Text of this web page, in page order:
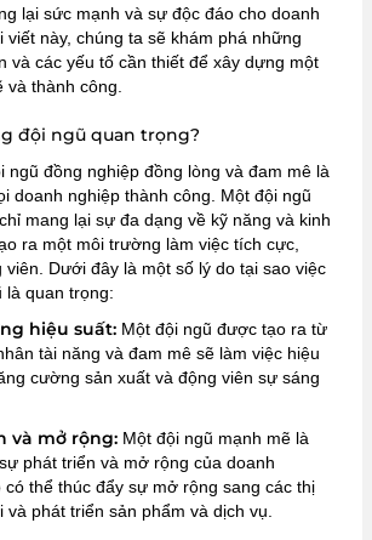
lại sức mạnh và sự độc đáo cho doanh
viết này, chúng ta sẽ khám phá những
và các yếu tố cần thiết để xây dựng một
thành công.
đội ngũ quan trọng?
ngũ đồng nghiệp đồng lòng và đam mê là
doanh nghiệp thành công. Một đội ngũ
mang lại sự đa dạng về kỹ năng và kinh
ra một môi trường làm việc tích cực,
viên. Dưới đây là một số lý do tại sao việc
là quan trọng:
hiệu suất: Một đội ngũ được tạo ra từ
tài năng và đam mê sẽ làm việc hiệu
cường sản xuất và động viên sự sáng
và mở rộng: Một đội ngũ mạnh mẽ là
phát triển và mở rộng của doanh
có thể thúc đẩy sự mở rộng sang các thị
phát triển sản phẩm và dịch vụ.